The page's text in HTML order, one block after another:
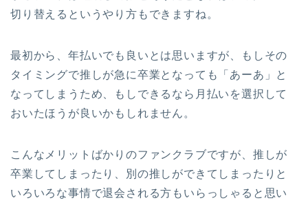
切り替えるというやり方もできますね。
最初から、年払いでも良いとは思いますが、もしその
タイミングで推しが急に卒業となっても「あーあ」と
なってしまうため、もしできるなら月払いを選択して
おいたほうが良いかもしれません。
こんなメリットばかりのファンクラブですが、推しが
卒業してしまったり、別の推しができてしまったりと
いろいろな事情で退会される方もいらっしゃると思い